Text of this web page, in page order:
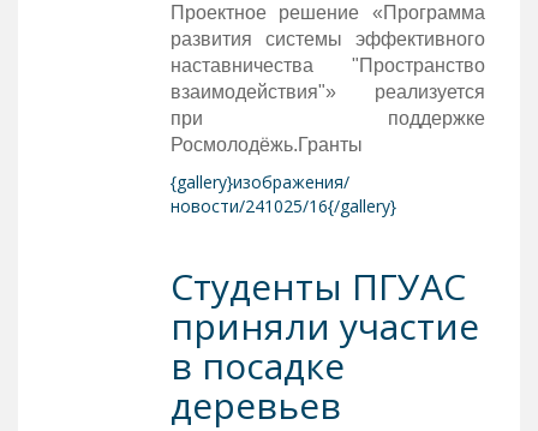
Проектное решение «Программа
развития системы эффективного
наставничества "Пространство
взаимодействия"» реализуется
при поддержке
Росмолодёжь.Гранты
{gallery}изображения/
новости/241025/16{/gallery}
Студенты ПГУАС
приняли участие
в посадке
деревьев